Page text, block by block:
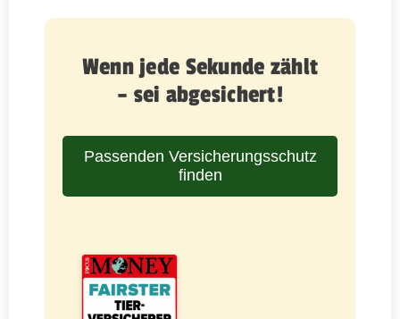
Wenn jede Sekunde zählt
– sei abgesichert!
Passenden Versicherungsschutz
finden